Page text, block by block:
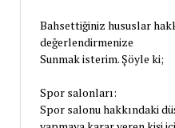
Bahsettiğiniz hususlar
değerlendirmenize
Sunmak isterim. Şöyle ki;
Spor salonları:
Spor salonu hakkındaki